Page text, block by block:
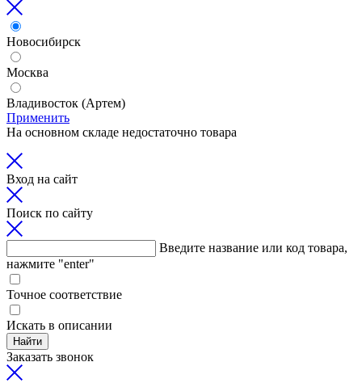
Новосибирск
Москва
Владивосток (Артем)
Применить
На основном складе недостаточно товара
Вход на сайт
Поиск по сайту
Введите название или код товара,
нажмите "enter"
Точное соответствие
Искать в описании
Найти
Заказать звонок